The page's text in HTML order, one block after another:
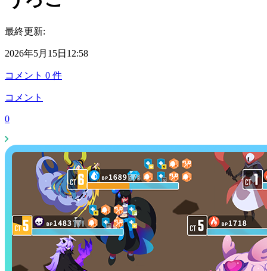
最終更新:
2026年5月15日12:58
コメント 0 件
コメント
0